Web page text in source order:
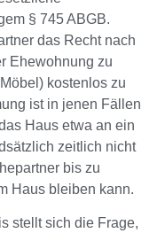
§ 745 ABGB.
das Recht nach
Ehewohnung zu
kostenlos zu
ist in jenen Fällen
Haus etwa an ein
zeitlich nicht
bis zu
Haus bleiben kann.
stellt sich die Frage,